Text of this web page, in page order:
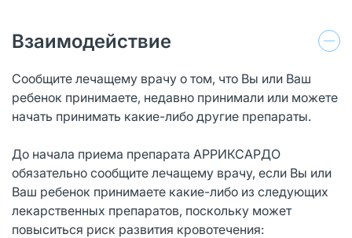
Взаимодействие
Сообщите лечащему врачу о том, что Вы или Ваш
ребенок принимаете, недавно принимали или можете
начать принимать какие-либо другие препараты.
До начала приема препарата АРРИКСАРДО
обязательно сообщите лечащему врачу, если Вы или
Ваш ребенок принимаете какие-либо из следующих
лекарственных препаратов, поскольку может
повыситься риск развития кровотечения: